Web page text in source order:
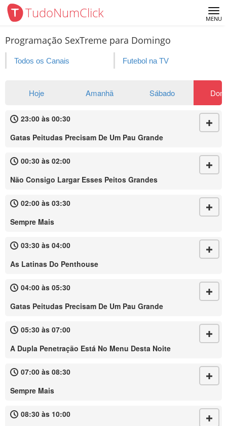
TudoNumClick MENU
Programação SexTreme para Domingo
Todos os Canais Futebol na TV
Hoje Amanhã Sábado
23:00 às 00:30
Gatas Peitudas Precisam De Um Pau Grande
00:30 às 02:00
Não Consigo Largar Esses Peitos Grandes
02:00 às 03:30
Sempre Mais
03:30 às 04:00
As Latinas Do Penthouse
04:00 às 05:30
Gatas Peitudas Precisam De Um Pau Grande
05:30 às 07:00
A Dupla Penetração Está No Menu Desta Noite
07:00 às 08:30
Sempre Mais
08:30 às 10:00